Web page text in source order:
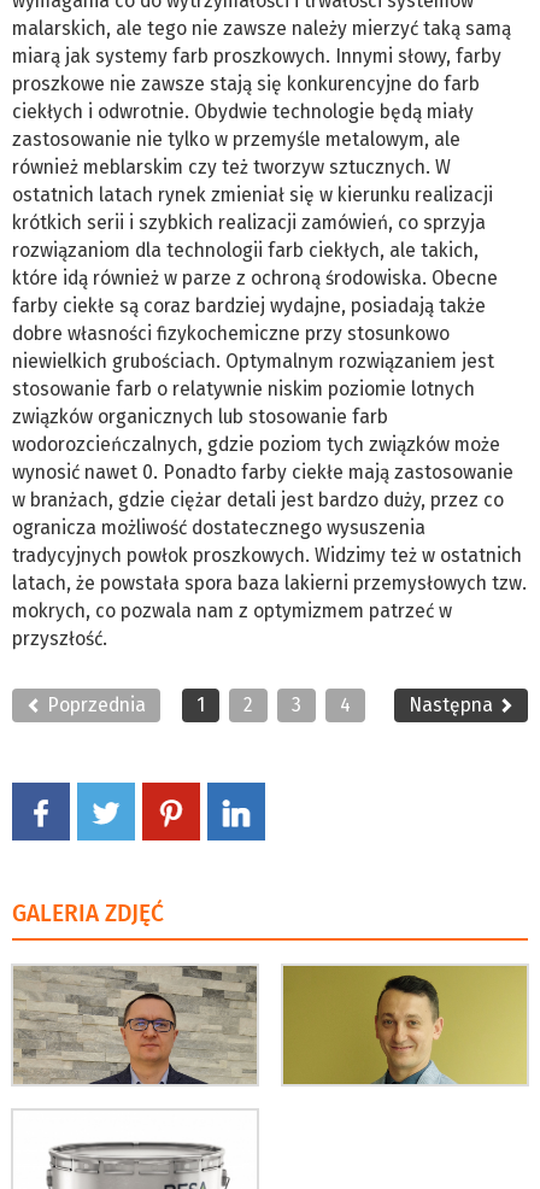
malarskich, ale tego nie zawsze należy mierzyć taką samą
miarą jak systemy farb proszkowych. Innymi słowy, farby
proszkowe nie zawsze stają się konkurencyjne do farb
ciekłych i odwrotnie. Obydwie technologie będą miały
zastosowanie nie tylko w przemyśle metalowym, ale
również meblarskim czy też tworzyw sztucznych. W
ostatnich latach rynek zmieniał się w kierunku realizacji
krótkich serii i szybkich realizacji zamówień, co sprzyja
rozwiązaniom dla technologii farb ciekłych, ale takich,
które idą również w parze z ochroną środowiska. Obecne
farby ciekłe są coraz bardziej wydajne, posiadają także
dobre własności fizykochemiczne przy stosunkowo
niewielkich grubościach. Optymalnym rozwiązaniem jest
stosowanie farb o relatywnie niskim poziomie lotnych
związków organicznych lub stosowanie farb
wodorozcieńczalnych, gdzie poziom tych związków może
wynosić nawet 0. Ponadto farby ciekłe mają zastosowanie
w branżach, gdzie ciężar detali jest bardzo duży, przez co
ogranicza możliwość dostatecznego wysuszenia
tradycyjnych powłok proszkowych. Widzimy też w ostatnich
latach, że powstała spora baza lakierni przemysłowych tzw.
mokrych, co pozwala nam z optymizmem patrzeć w
przyszłość.
Poprzednia 1 2 3 4 Następna
GALERIA ZDJĘĆ